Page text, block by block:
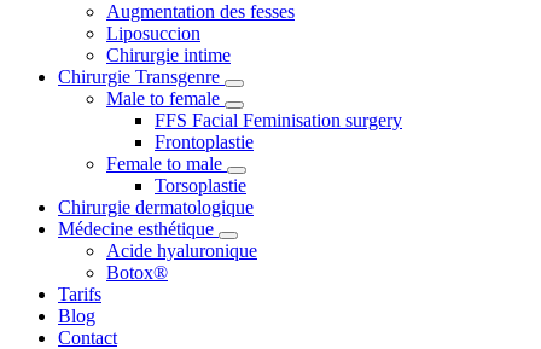
Augmentation des fesses
Liposuccion
Chirurgie intime
Chirurgie Transgenre
Male to female
FFS Facial Feminisation surgery
Frontoplastie
Female to male
Torsoplastie
Chirurgie dermatologique
Médecine esthétique
Acide hyaluronique
Botox®
Tarifs
Blog
Contact